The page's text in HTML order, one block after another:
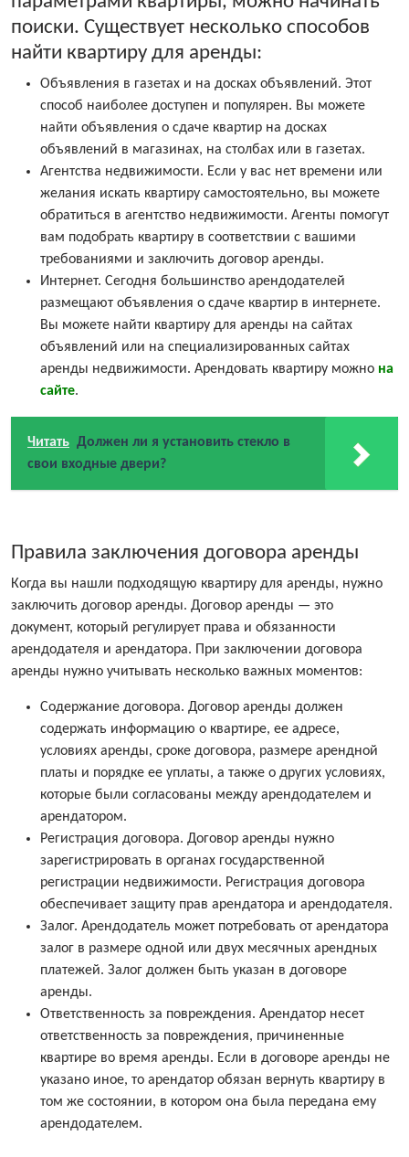
поиски. Существует несколько способов
найти квартиру для аренды:
Объявления в газетах и на досках объявлений. Этот
способ наиболее доступен и популярен. Вы можете
найти объявления о сдаче квартир на досках
объявлений в магазинах, на столбах или в газетах.
Агентства недвижимости. Если у вас нет времени или
желания искать квартиру самостоятельно, вы можете
обратиться в агентство недвижимости. Агенты помогут
вам подобрать квартиру в соответствии с вашими
требованиями и заключить договор аренды.
Интернет. Сегодня большинство арендодателей
размещают объявления о сдаче квартир в интернете.
Вы можете найти квартиру для аренды на сайтах
объявлений или на специализированных сайтах
аренды недвижимости. Арендовать квартиру можно на
сайте.
Читать Должен ли я установить стекло в
свои входные двери?
Правила заключения договора аренды
Когда вы нашли подходящую квартиру для аренды, нужно
заключить договор аренды. Договор аренды — это
документ, который регулирует права и обязанности
арендодателя и арендатора. При заключении договора
аренды нужно учитывать несколько важных моментов:
Содержание договора. Договор аренды должен
содержать информацию о квартире, ее адресе,
условиях аренды, сроке договора, размере арендной
платы и порядке ее уплаты, а также о других условиях,
которые были согласованы между арендодателем и
арендатором.
Регистрация договора. Договор аренды нужно
зарегистрировать в органах государственной
регистрации недвижимости. Регистрация договора
обеспечивает защиту прав арендатора и арендодателя.
Залог. Арендодатель может потребовать от арендатора
залог в размере одной или двух месячных арендных
платежей. Залог должен быть указан в договоре
аренды.
Ответственность за повреждения. Арендатор несет
ответственность за повреждения, причиненные
квартире во время аренды. Если в договоре аренды не
указано иное, то арендатор обязан вернуть квартиру в
том же состоянии, в котором она была передана ему
арендодателем.